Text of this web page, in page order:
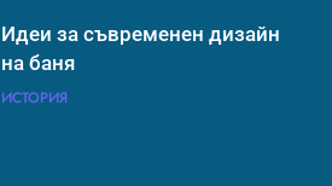
Технологични оръжия, от
които се нуждаем, за да се
борим с глобалното
ИСТОРИЯ
Идеи за съвременен дизайн
на баня
ИСТОРИЯ